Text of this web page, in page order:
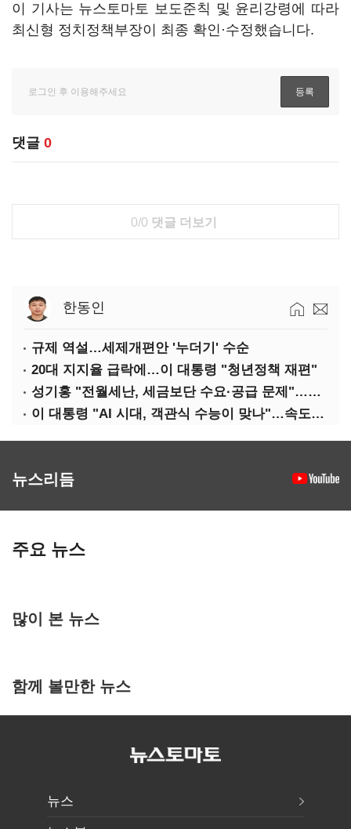
이 기사는 뉴스토마토 보도준칙 및 윤리강령에 따라
최신형 정치정책부장이 최종 확인·수정했습니다.
댓글 0
0/0 댓글 더보기
한동인
규제 역설…세제개편안 '누더기' 수순
20대 지지율 급락에…이 대통령 "청년정책 재편"
성기홍 "전월세난, 세금보단 수요·공급 문제"…닥공 시사
이 대통령 "AI 시대, 객관식 수능이 맞나"…속도전 '경계'
뉴스리듬
주요 뉴스
많이 본 뉴스
함께 볼만한 뉴스
뉴스